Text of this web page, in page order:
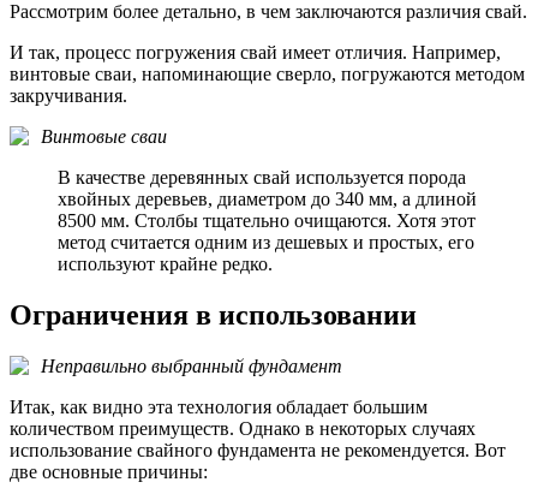
Рассмотрим более детально, в чем заключаются различия свай.
И так, процесс погружения свай имеет отличия. Например,
винтовые сваи, напоминающие сверло, погружаются методом
закручивания.
Винтовые сваи
В качестве деревянных свай используется порода
хвойных деревьев, диаметром до 340 мм, а длиной
8500 мм. Столбы тщательно очищаются. Хотя этот
метод считается одним из дешевых и простых, его
используют крайне редко.
Ограничения в использовании
Неправильно выбранный фундамент
Итак, как видно эта технология обладает большим
количеством преимуществ. Однако в некоторых случаях
использование свайного фундамента не рекомендуется. Вот
две основные причины: